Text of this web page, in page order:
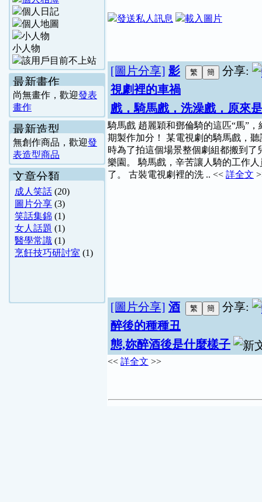
小人物
最新畫作
尚無畫作，歡迎發表
畫作
最新造型
無創作商品，歡迎發
表造型商品
文章分類
成人笑話 (20)
圖片分享 (3)
笑話集錦 (1)
女人話題 (1)
醫學常識 (1)
烹飪技巧研討室 (1)
分享:
[圖片分享] 影
視劇裡的車禍
戲，騎馬戲，洗澡戲，原來
騎馬戲 趙麗穎和鄧倫騎的這匹“馬”，
期製作加分！ 某電視劇的騎馬戲，聽
時為了拍這個場景整個劇組都搬到了
樂園。 騎馬戲，辛苦讓人騎的工作人
了。 古裝電視劇裡的洗 .. << 詳全文
分享:
[圖片分享] 酒
醉後的種種丑
態,妳醉酒後是什麼樣子
<< 詳全文 >>